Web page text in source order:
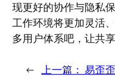
现更好的协作与隐私
工作环境将更加灵活
多用户体系吧，让共
← 上一篇： 易歪